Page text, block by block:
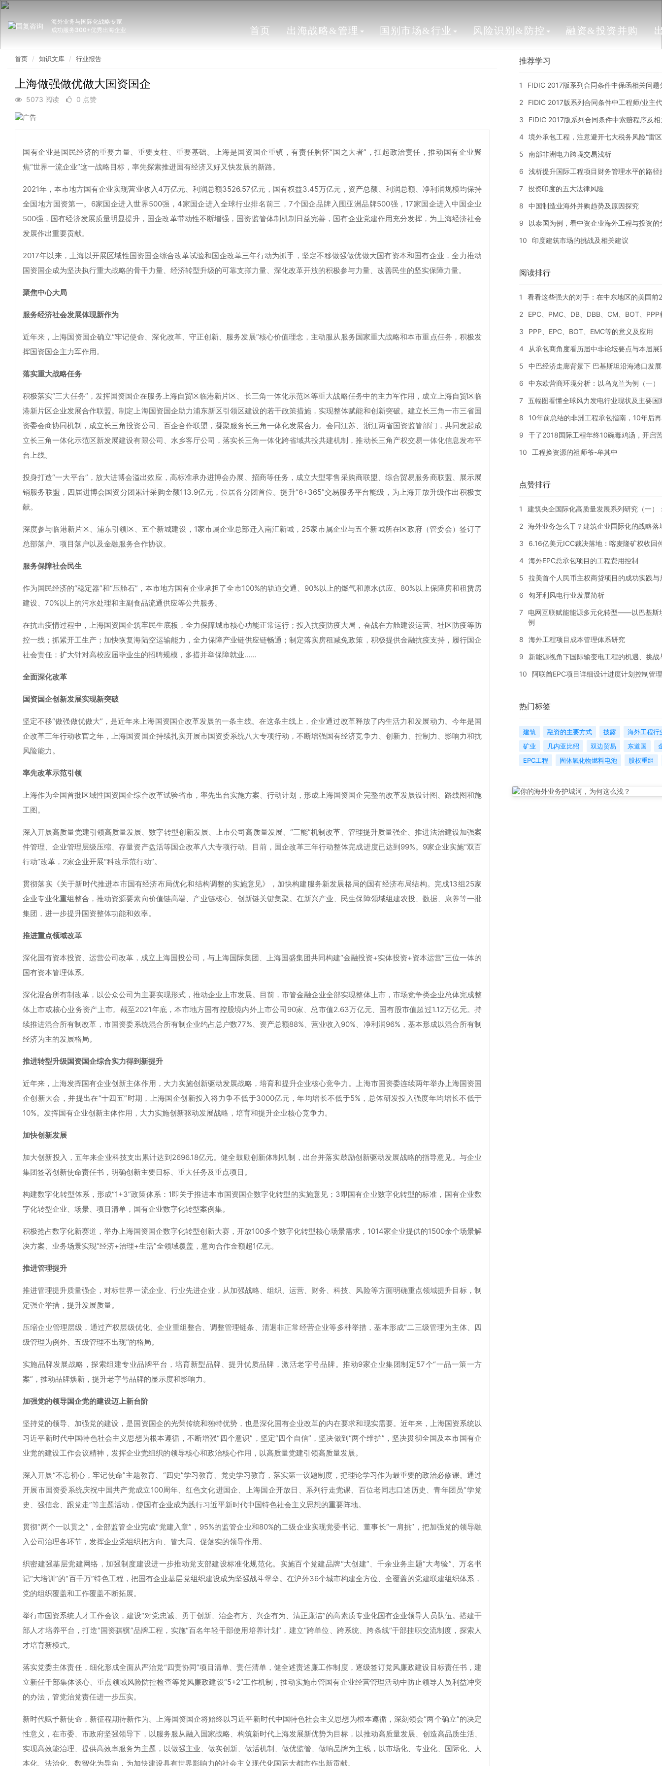
海外业务与国际化战略专家
成功服务300+优秀出海企业
首页 出海战略&管理 国别市场&行业 风险识别&防控 融资&投资并购
首页 知识文库 行业报告
上海做强做优做大国资国企
5073 阅读 0 点赞
国有企业是国民经济的重要力量、重要支柱、重要基础。上海是国资国企重镇，有责任胸怀“国之大者”，扛起政治责任，推动国有企业聚
焦“世界一流企业”这一战略目标，率先探索推进国有经济又好又快发展的新路。
2021年，本市地方国有企业实现营业收入4万亿元、利润总额3526.57亿元，国有权益3.45万亿元，资产总额、利润总额、净利润规模均保持
全国地方国资第一。6家国企进入世界500强，4家国企进入全球行业排名前三，7个国企品牌入围亚洲品牌500强，17家国企进入中国企业
500强，国有经济发展质量明显提升，国企改革带动性不断增强，国资监管体制机制日益完善，国有企业党建作用充分发挥，为上海经济社会
发展作出重要贡献。
2017年以来，上海以开展区域性国资国企综合改革试验和国企改革三年行动为抓手，坚定不移做强做优做大国有资本和国有企业，全力推动
国资国企成为坚决执行重大战略的骨干力量、经济转型升级的可靠支撑力量、深化改革开放的积极参与力量、改善民生的坚实保障力量。
聚焦中心大局
服务经济社会发展体现新作为
近年来，上海国资国企确立“牢记使命、深化改革、守正创新、服务发展”核心价值理念，主动服从服务国家重大战略和本市重点任务，积极发
挥国资国企主力军作用。
落实重大战略任务
积极落实“三大任务”，发挥国资国企在服务上海自贸区临港新片区、长三角一体化示范区等重大战略任务中的主力军作用，成立上海自贸区临
港新片区企业发展合作联盟。制定上海国资国企助力浦东新区引领区建设的若干政策措施，实现整体赋能和创新突破。建立长三角一市三省国
资委会商协同机制，成立长三角投资公司、百企合作联盟，凝聚服务长三角一体化发展合力。会同江苏、浙江两省国资监管部门，共同发起成
立长三角一体化示范区新发展建设有限公司、水乡客厅公司，落实长三角一体化跨省域共投共建机制，推动长三角产权交易一体化信息发布平
台上线。
投身打造“一大平台”，放大进博会溢出效应，高标准承办进博会办展、招商等任务，成立大型零售采购商联盟、综合贸易服务商联盟、展示展
销服务联盟，四届进博会国资分团累计采购金额113.9亿元，位居各分团首位。提升“6+365”交易服务平台能级，为上海开放升级作出积极贡
献。
深度参与临港新片区、浦东引领区、五个新城建设，1家市属企业总部迁入南汇新城，25家市属企业与五个新城所在区政府（管委会）签订了
总部落户、项目落户以及金融服务合作协议。
服务保障社会民生
作为国民经济的“稳定器”和“压舱石”，本市地方国有企业承担了全市100%的轨道交通、90%以上的燃气和原水供应、80%以上保障房和租赁房
建设、70%以上的污水处理和主副食品流通供应等公共服务。
在抗击疫情过程中，上海国资国企筑牢民生底板，全力保障城市核心功能正常运行；投入抗疫防疫大局，奋战在方舱建设运营、社区防疫等防
控一线；抓紧开工生产；加快恢复海陆空运输能力，全力保障产业链供应链畅通；制定落实房租减免政策，积极提供金融抗疫支持，履行国企
社会责任；扩大针对高校应届毕业生的招聘规模，多措并举保障就业……
全面深化改革
国资国企创新发展实现新突破
坚定不移“做强做优做大”，是近年来上海国资国企改革发展的一条主线。在这条主线上，企业通过改革释放了内生活力和发展动力。今年是国
企改革三年行动收官之年，上海国资国企持续扎实开展市国资委系统八大专项行动，不断增强国有经济竞争力、创新力、控制力、影响力和抗
风险能力。
率先改革示范引领
上海作为全国首批区域性国资国企综合改革试验省市，率先出台实施方案、行动计划，形成上海国资国企完整的改革发展设计图、路线图和施
工图。
深入开展高质量党建引领高质量发展、数字转型创新发展、上市公司高质量发展、“三能”机制改革、管理提升质量强企、推进法治建设加强案
件管理、企业管理层级压缩、存量资产盘活等国企改革八大专项行动。目前，国企改革三年行动整体完成进度已达到99%。9家企业实施“双百
行动”改革，2家企业开展“科改示范行动”。
贯彻落实《关于新时代推进本市国有经济布局优化和结构调整的实施意见》，加快构建服务新发展格局的国有经济布局结构。完成13组25家
企业专业化重组整合，推动资源要素向价值链高端、产业链核心、创新链关键集聚。在新兴产业、民生保障领域组建农投、数据、康养等一批
集团，进一步提升国资整体功能和效率。
推进重点领域改革
深化国有资本投资、运营公司改革，成立上海国投公司，与上海国际集团、上海国盛集团共同构建“金融投资+实体投资+资本运营”三位一体的
国有资本管理体系。
深化混合所有制改革，以公众公司为主要实现形式，推动企业上市发展。目前，市管金融企业全部实现整体上市，市场竞争类企业总体完成整
体上市或核心业务资产上市。截至2021年底，本市地方国有控股境内外上市公司90家、总市值2.63万亿元、国有股市值超过1.12万亿元。持
续推进混合所有制改革，市国资委系统混合所有制企业约占总户数77%、资产总额88%、营业收入90%、净利润96%，基本形成以混合所有制
经济为主的发展格局。
推进转型升级国资国企综合实力得到新提升
近年来，上海发挥国有企业创新主体作用，大力实施创新驱动发展战略，培育和提升企业核心竞争力。上海市国资委连续两年举办上海国资国
企创新大会，并提出在“十四五”时期，上海国企创新投入将力争不低于3000亿元，年均增长不低于5%，总体研发投入强度年均增长不低于
10%。发挥国有企业创新主体作用，大力实施创新驱动发展战略，培育和提升企业核心竞争力。
加快创新发展
加大创新投入，五年来企业科技支出累计达到2696.18亿元。健全鼓励创新体制机制，出台并落实鼓励创新驱动发展战略的指导意见。与企业
集团签署创新使命责任书，明确创新主要目标、重大任务及重点项目。
构建数字化转型体系，形成“1+3”政策体系：1即关于推进本市国资国企数字化转型的实施意见；3即国有企业数字化转型的标准，国有企业数
字化转型企业、场景、项目清单，国有企业数字化转型案例集。
积极抢占数字化新赛道，举办上海国资国企数字化转型创新大赛，开放100多个数字化转型核心场景需求，1014家企业提供的1500余个场景解
决方案、业务场景实现“经济+治理+生活”全领域覆盖，意向合作金额超1亿元。
推进管理提升
推进管理提升质量强企，对标世界一流企业、行业先进企业，从加强战略、组织、运营、财务、科技、风险等方面明确重点领域提升目标，制
定强企举措，提升发展质量。
压缩企业管理层级，通过产权层级优化、企业重组整合、调整管理链条、清退非正常经营企业等多种举措，基本形成“二三级管理为主体、四
级管理为例外、五级管理不出现”的格局。
实施品牌发展战略，探索组建专业品牌平台，培育新型品牌、提升优质品牌，激活老字号品牌。推动9家企业集团制定57个“一品一策一方
案”，推动品牌焕新，提升老字号品牌的显示度和影响力。
加强党的领导国企党的建设迈上新台阶
坚持党的领导、加强党的建设，是国资国企的光荣传统和独特优势，也是深化国有企业改革的内在要求和现实需要。近年来，上海国资系统以
习近平新时代中国特色社会主义思想为根本遵循，不断增强“四个意识”，坚定“四个自信”，坚决做到“两个维护”，坚决贯彻全国及本市国有企
业党的建设工作会议精神，发挥企业党组织的领导核心和政治核心作用，以高质量党建引领高质量发展。
深入开展“不忘初心，牢记使命”主题教育、“四史”学习教育、党史学习教育，落实第一议题制度，把理论学习作为最重要的政治必修课。通过
开展市国资委系统庆祝中国共产党成立100周年、红色文化进国企、上海国企开放日、系列行走党课、百位老同志口述历史、青年团员“学党
史、强信念、跟党走”等主题活动，使国有企业成为践行习近平新时代中国特色社会主义思想的重要阵地。
贯彻“两个一以贯之”，全部监管企业完成“党建入章”，95%的监管企业和80%的二级企业实现党委书记、董事长“一肩挑”，把加强党的领导融
入公司治理各环节，发挥企业党组织把方向、管大局、促落实的领导作用。
织密建强基层党建网络，加强制度建设进一步推动党支部建设标准化规范化。实施百个党建品牌“大创建”、千余业务主题“大考验”、万名书
记“大培训”的“百千万”特色工程，把国有企业基层党组织建设成为坚强战斗堡垒。在沪外36个城市构建全方位、全覆盖的党建联建组织体系，
党的组织覆盖和工作覆盖不断拓展。
举行市国资系统人才工作会议，建设“对党忠诚、勇于创新、治企有方、兴企有为、清正廉洁”的高素质专业化国有企业领导人员队伍。搭建干
部人才培养平台，打造“国资骐骥”品牌工程，实施“百名年轻干部使用培养计划”，建立“跨单位、跨系统、跨条线”干部挂职交流制度，探索人
才培育新模式。
落实党委主体责任，细化形成全面从严治党“四责协同”项目清单、责任清单，健全述责述廉工作制度，逐级签订党风廉政建设目标责任书，建
立新任干部集体谈心、重点领域风险防控检查等党风廉政建设“5+2”工作机制，推动实施市管国有企业经营管理活动中防止领导人员利益冲突
的办法，管党治党责任进一步压实。
新时代赋予新使命，新征程期待新作为。上海国资国企将始终以习近平新时代中国特色社会主义思想为根本遵循，深刻领会“两个确立”的决定
性意义，在市委、市政府坚强领导下，以服务服从融入国家战略、构筑新时代上海发展新优势为目标，以推动高质量发展、创造高品质生活、
实现高效能治理、提供高效率服务为主题，以做强主业、做实创新、做活机制、做优监管、做响品牌为主线，以市场化、专业化、国际化、人
本化、法治化、数智化为导向，为加快建设具有世界影响力的社会主义现代化国际大都市作出新贡献。
推荐学习
1 FIDIC 2017版系列合同条件中保函相关问题
2 FIDIC 2017版系列合同条件中工程师/业主
3 FIDIC 2017版系列合同条件中索赔程序及
4 境外承包工程，注意避开七大税务风险“雷区
5 南部非洲电力跨境交易浅析
6 浅析提升国际工程项目财务管理水平的路径
7 投资印度的五大法律风险
8 中国制造业海外并购趋势及原因探究
9 以泰国为例，看中资企业海外工程与投资
10 印度建筑市场的挑战及相关建议
阅读排行
1 看看这些强大的对手：在中东地区的美国前
2 EPC、PMC、DB、DBB、CM、BOT、PPP
3 PPP、EPC、BOT、EMC等的意义及应用
4 从承包商角度看历届中非论坛要点与本届展
5 中巴经济走廊背景下 巴基斯坦沿海港口发
6 中东欧营商环境分析：以乌克兰为例（一）
7 五幅图看懂全球风力发电行业现状及主要国
8 10年前总结的非洲工程承包指南，10年后
9 干了2018国际工程年终10碗毒鸡汤，开启
10 工程换资源的祖师爷-牟其中
点赞排行
1 建筑央企国际化高质量发展系列研究（一）
2 海外业务怎么干？建筑企业国际化的战略落
3 6.16亿美元ICC裁决落地：喀麦隆矿权收回
4 海外EPC总承包项目的工程费用控制
5 拉美首个人民币主权商贷项目的成功实践与
6 匈牙利风电行业发展简析
7
电网互联赋能能源多元化转型——以巴基斯
例
8 海外工程项目成本管理体系研究
9 新能源视角下国际输变电工程的机遇、挑战
10 阿联酋EPC项目详细设计进度计划控制管
热门标签
建筑 融资的主要方式 披露
海外工程行
矿业
几内亚比绍 双边贸易 东道国
EPC工程
固体氧化物燃料电池 股权重组